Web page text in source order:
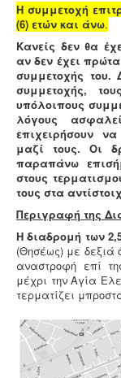
Η συμμετοχή
(6) ετών και άνω.
Κανείς δεν θα
αν δεν έχει
συμμετοχής του.
συμμετοχής,
υπόλοιπους
λόγους
επιχειρήσουν
μαζί τους. Οι
παραπάνω
στους
τους στα
Περιγραφή της
Η διαδρομή των
(Θησέως) με δεξιά
αναστροφή επί
μέχρι την Αγία
τερματίζει